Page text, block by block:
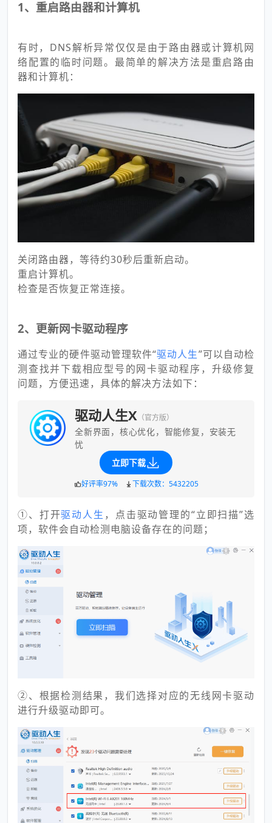
1、重启路由器和计算机
有时，DNS解析异常仅仅是由于路由器或计算机网
络配置的临时问题。最简单的解决方法是重启路由
器和计算机：
关闭路由器，等待约30秒后重新启动。
重启计算机。
检查是否恢复正常连接。
2、更新网卡驱动程序
通过专业的硬件驱动管理软件“驱动人生”可以自动检
测查找并下载相应型号的网卡驱动程序，升级修复
问题，方便迅速，具体的解决方法如下：
驱动人生X （官方版）
全新界面，核心优化，智能修复，安装无
忧
立即下载
好评率97% 下载次数：5432205
①、打开驱动人生 ，点击驱动管理的“立即扫描”选
项，软件会自动检测电脑设备存在的问题；
②、根据检测结果，我们选择对应的无线网卡驱动
进行升级驱动即可。